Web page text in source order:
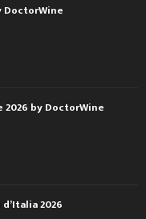
DoctorWine
by DoctorWine
2026